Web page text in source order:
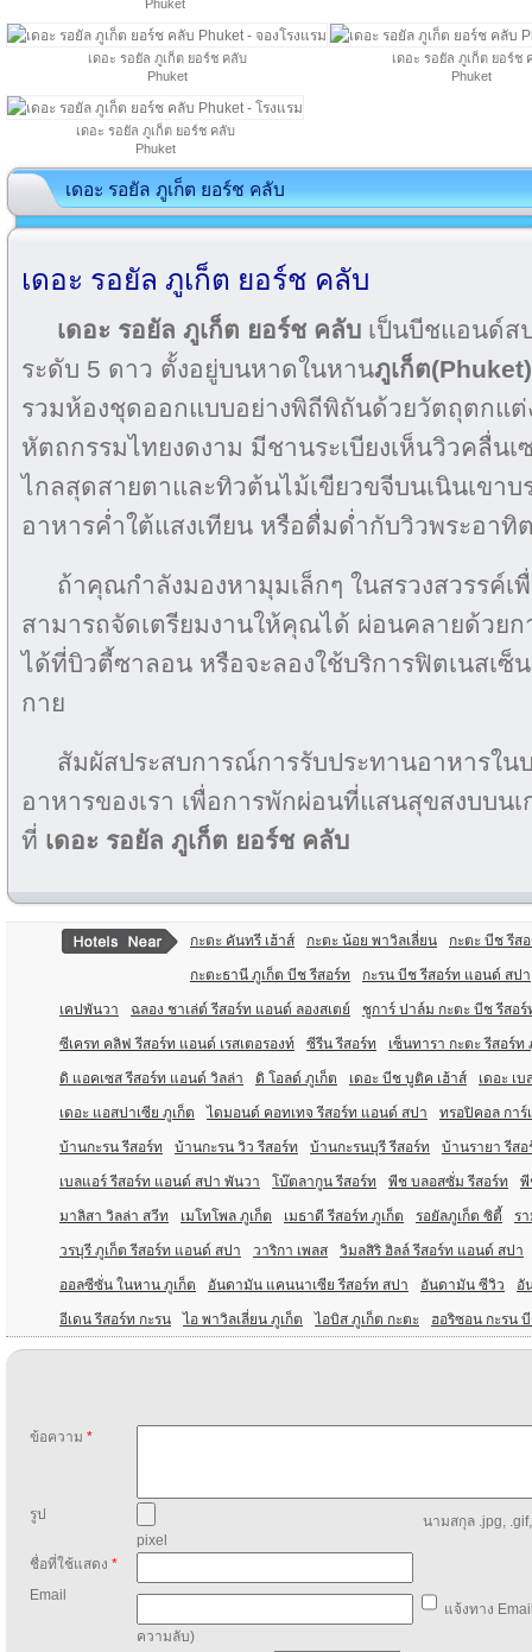
Phuket
เดอะ รอยัล ภูเก็ต ยอร์ช คลับ
Phuket
เดอะ รอยัล ภูเก็ต ยอร์ช
Phuket
เดอะ รอยัล ภูเก็ต ยอร์ช คลับ
Phuket
เดอะ รอยัล ภูเก็ต ยอร์ช คลับ
เดอะ รอยัล ภูเก็ต ยอร์ช คลับ
เดอะ รอยัล ภูเก็ต ยอร์ช คลับ เป็นบีชแอนด์ส
ระดับ 5 ดาว ตั้งอยู่บนหาดในหานภูเก็ต(Phuket)
รวมห้องชุดออกแบบอย่างพิถีพิถันด้วยวัตถุตกแต่
หัตถกรรมไทยงดงาม มีชานระเบียงเห็นวิวคลื่นเ
ไกลสุดสายตาและทิวต้นไม้เขียวขจีบนเนินเขา
อาหารค่ำใต้แสงเทียน หรือดื่มด่ำกับวิวพระอาทิ
ถ้าคุณกำลังมองหามุมเล็กๆ ในสรวงสวรรค์เ
สามารถจัดเตรียมงานให้คุณได้ ผ่อนคลายด้วย
ได้ที่บิวตี้ซาลอน หรือจะลองใช้บริการฟิตเนสเซ็
กาย
สัมผัสประสบการณ์การรับประทานอาหารใน
อาหารของเรา เพื่อการพักผ่อนที่แสนสุขสงบบน
ที่ เดอะ รอยัล ภูเก็ต ยอร์ช คลับ
กะตะ คันทรี เฮ้าส์ กะตะ น้อย พาวิลเลี่ยน กะตะ บีช รีส
กะตะธานี ภูเก็ต บีช รีสอร์ท กะรน บีช รีสอร์ท แอนด์ สปา
เคปพันวา ฉลอง ชาเล่ต์ รีสอร์ท แอนด์ ลองสเตย์ ชูการ์ ปาล์ม กะตะ บีช รีสอร์
ซีเครท คลิฟ รีสอร์ท แอนด์ เรสเตอรองท์ ซีรีน รีสอร์ท เซ็นทารา กะตะ รีสอร์ท
ดิ แอคเซส รีสอร์ท แอนด์ วิลล่า ดิ โอลด์ ภูเก็ต เดอะ บีช บูติค เฮ้าส์ เดอะ เบ
เดอะ แอสปาเซีย ภูเก็ต ไดมอนด์ คอทเทจ รีสอร์ท แอนด์ สปา ทรอปิคอล การ์
บ้านกะรน รีสอร์ท บ้านกะรน วิว รีสอร์ท บ้านกะรนบุรี รีสอร์ท บ้านรายา รีส
เบลแอร์ รีสอร์ท แอนด์ สปา พันวา โบ๊ตลากูน รีสอร์ท พีช บลอสซั่ม รีสอร์ท พี
มาลิสา วิลล่า สวีท เมโทโพล ภูเก็ต เมธาดี รีสอร์ท ภูเก็ต รอยัลภูเก็ต ซิตี้ ร
วรบุรี ภูเก็ต รีสอร์ท แอนด์ สปา วาริกา เพลส วิมลสิริ ฮิลล์ รีสอร์ท แอนด์ สปา
ออลซีซั่น ในหาน ภูเก็ต อันดามัน แคนนาเซีย รีสอร์ท สปา อันดามัน ซีวิว อั
อีเดน รีสอร์ท กะรน ไอ พาวิลเลี่ยน ภูเก็ต ไอบิส ภูเก็ต กะตะ ฮอริซอน กะรน
ข้อความ *
รูป
นามสกุล .jpg,
pixel
ชื่อที่ใช้แสดง *
Email
แจ้งทาง
ความลับ)